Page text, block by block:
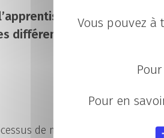
permet de
différentes parties
de médiation après
Vous pouvez
Pour en